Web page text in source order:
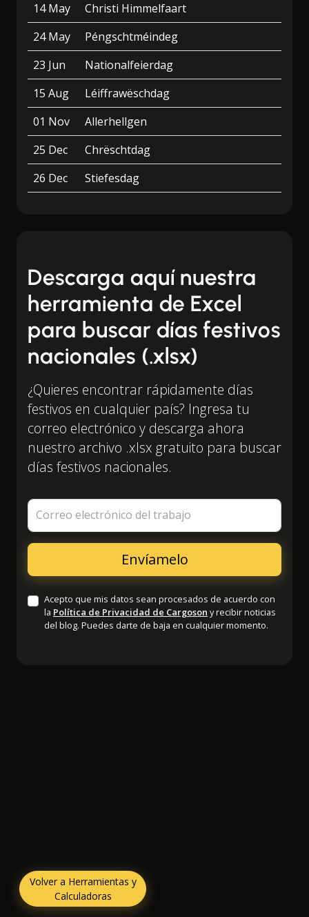
14 May
Christi Himmelfaart
24 May
Péngschtméindeg
23 Jun
Nationalfeierdag
15 Aug
Léiffrawëschdag
01 Nov
Allerhellgen
25 Dec
Chrëschtdag
26 Dec
Stiefesdag
Descarga aquí nuestra
herramienta de Excel
para buscar días festivos
nacionales (.xlsx)
¿Quieres encontrar rápidamente días
festivos en cualquier país? Ingresa tu
correo electrónico y descarga ahora
nuestro archivo .xlsx gratuito para buscar
días festivos nacionales.
Correo electrónico del trabajo
Acepto que mis datos sean procesados de acuerdo con
la Política de Privacidad de Cargoson y recibir noticias
del blog. Puedes darte de baja en cualquier momento.
Volver a Herramientas y
Calculadoras